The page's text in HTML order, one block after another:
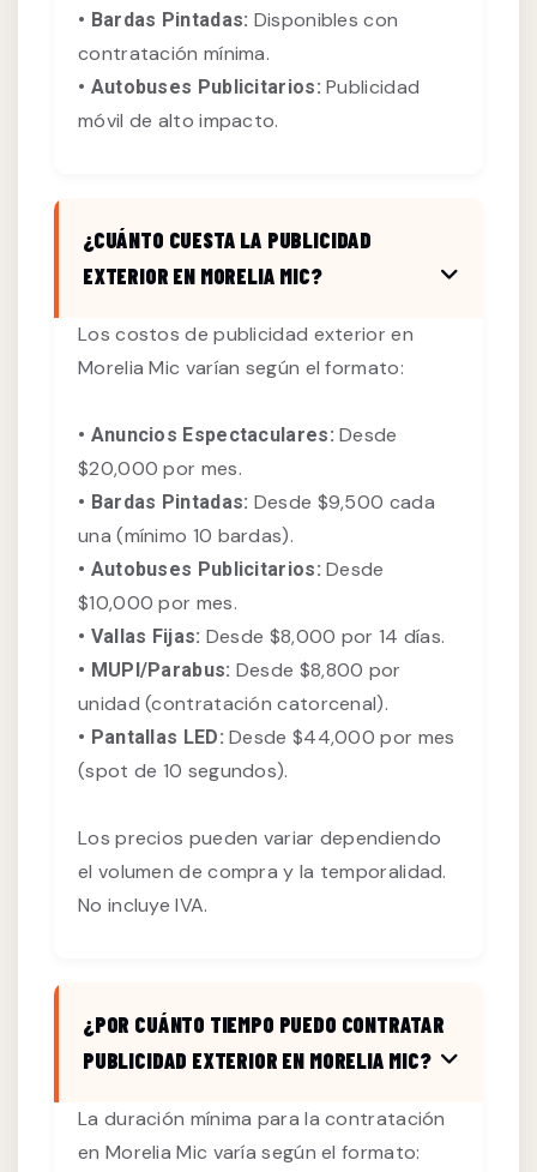
• Bardas Pintadas: Disponibles con
contratación mínima.
• Autobuses Publicitarios: Publicidad
móvil de alto impacto.
¿CUÁNTO CUESTA LA PUBLICIDAD
EXTERIOR EN MORELIA MIC?
Los costos de publicidad exterior en
Morelia Mic varían según el formato:
• Anuncios Espectaculares: Desde
$20,000 por mes.
• Bardas Pintadas: Desde $9,500 cada
una (mínimo 10 bardas).
• Autobuses Publicitarios: Desde
$10,000 por mes.
• Vallas Fijas: Desde $8,000 por 14 días.
• MUPI/Parabus: Desde $8,800 por
unidad (contratación catorcenal).
• Pantallas LED: Desde $44,000 por mes
(spot de 10 segundos).
Los precios pueden variar dependiendo
el volumen de compra y la temporalidad.
No incluye IVA.
¿POR CUÁNTO TIEMPO PUEDO CONTRATAR
PUBLICIDAD EXTERIOR EN MORELIA MIC?
La duración mínima para la contratación
en Morelia Mic varía según el formato: